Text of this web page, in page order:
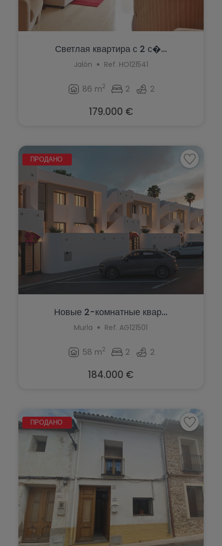
Светлая квартира с 2 с�...
Jalón Ref. HO121541
86 m2 2 2
179.000 €
ПРОДАНО
Новые 2-комнатные квар...
Murla Ref. AG121501
58 m2 2 2
184.000 €
ПРОДАНО